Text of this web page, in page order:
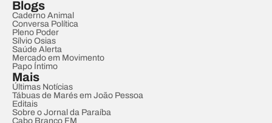
Blogs
Caderno Animal
Conversa Política
Pleno Poder
Sílvio Osias
Saúde Alerta
Mercado em Movimento
Papo Íntimo
Mais
Últimas Notícias
Tábuas de Marés em João Pessoa
Editais
Sobre o Jornal da Paraíba
Cabo Branco FM